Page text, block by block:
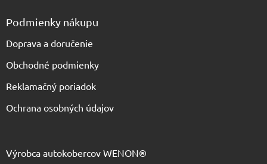
Podmienky nákupu
Doprava a doručenie
Obchodné podmienky
Reklamačný poriadok
Ochrana osobných údajov
Výrobca autokobercov WENON®